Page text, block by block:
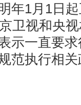
年1月1日
卫视和央
示一直要
范执行相